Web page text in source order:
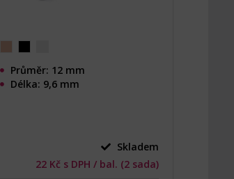
Průměr: 12 mm
Délka: 9,6 mm
Skladem
22 Kč s DPH / bal. (2 sada)